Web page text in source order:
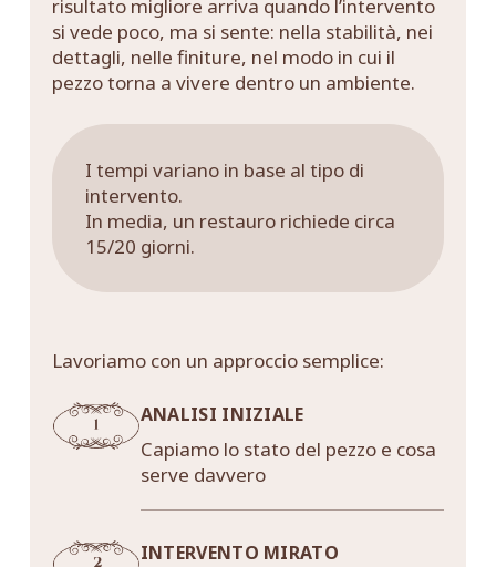
risultato migliore arriva quando l’intervento
si vede poco, ma si sente: nella stabilità, nei
dettagli, nelle finiture, nel modo in cui il
pezzo torna a vivere dentro un ambiente.
I tempi variano in base al tipo di
intervento.
In media, un restauro richiede circa
15/20 giorni.
Lavoriamo con un approccio semplice:
ANALISI INIZIALE
Capiamo lo stato del pezzo e cosa
serve davvero
INTERVENTO MIRATO